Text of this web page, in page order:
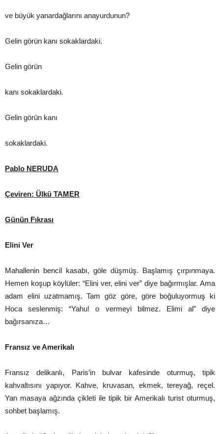
ve büyük yanardağlarını anayurdunun?
Gelin görün kanı sokaklardaki.
Gelin görün
kanı sokaklardaki.
Gelin görün kanı
sokaklardaki.
Pablo NERUDA
Çeviren: Ülkü TAMER
Günün Fıkrası
Elini Ver
Mahallenin bencil kasabı, göle düşmüş. Başlamış çırpınmaya.
Hemen koşup köylüler: “Elini ver, elini ver” diye bağırmışlar. Ama
adam elini uzatmamış. Tam göz göre, göre boğuluyormuş ki
Hoca seslenmiş: “Yahu! o vermeyi bilmez. Elimi al” diye
bağırsanıza…
Fransız ve Amerikalı
Fransız delikanlı, Paris’in bulvar kafesinde oturmuş, tipik
kahvaltısını yapıyor. Kahve, kruvasan, ekmek, tereyağ, reçel.
Yan masaya ağzında çikleti ile tipik bir Amerikalı turist oturmuş,
sohbet başlamış.